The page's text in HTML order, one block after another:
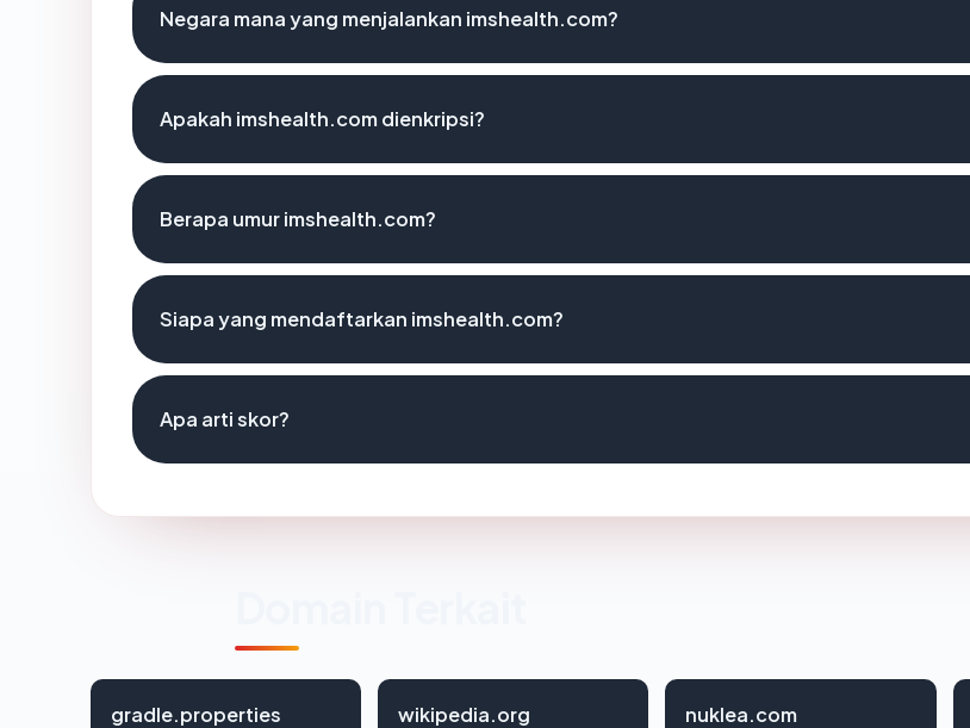
Negara mana yang menjalankan imshealth.com?
Apakah imshealth.com dienkripsi?
Berapa umur imshealth.com?
Siapa yang mendaftarkan imshealth.com?
Apa arti skor?
gradle.properties wikipedia.org nuklea.com